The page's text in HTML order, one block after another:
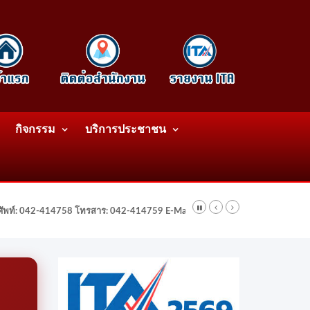
กิจกรรม บริการประชาชน
: 042-414758 โทรสาร: 042-414759 E-Mail: wattatnk@gmail.com